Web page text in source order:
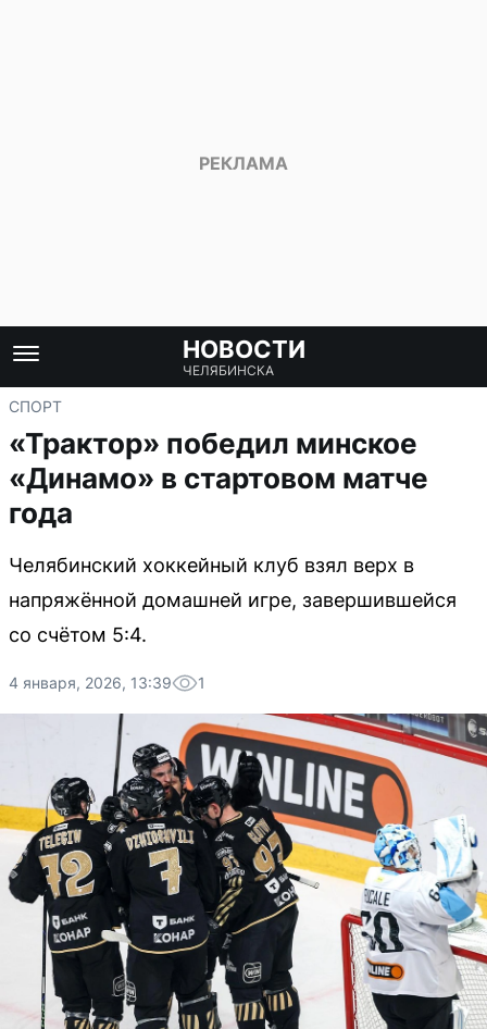
НОВОСТИ
ЧЕЛЯБИНСКА
СПОРТ
«Трактор» победил минское
«Динамо» в стартовом матче
года
Челябинский хоккейный клуб взял верх в
напряжённой домашней игре, завершившейся
со счётом 5:4.
4 января, 2026, 13:39 1